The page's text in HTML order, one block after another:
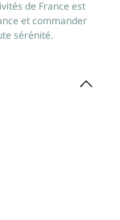
de France est
et commander
sérénité.